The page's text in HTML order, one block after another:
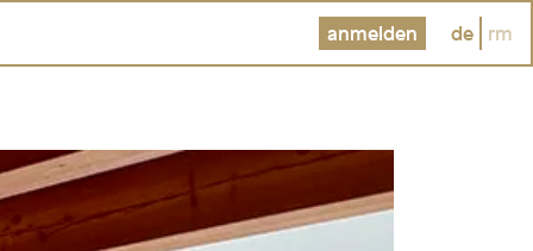
anmelden de rm